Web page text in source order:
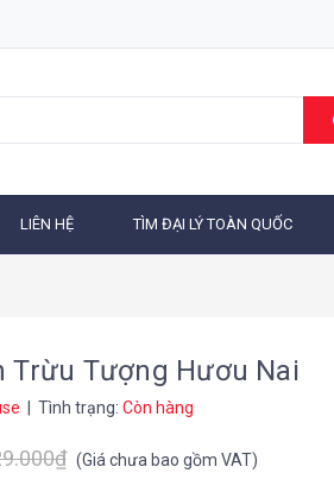
LIÊN HỆ TÌM ĐẠI LÝ TOÀN QUỐC
Trừu Tượng Hươu Nai
| Tình trạng: Còn hàng
(Giá chưa bao gồm VAT)